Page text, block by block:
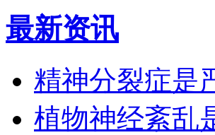
最新资讯
精神分裂症是
植物神经紊乱